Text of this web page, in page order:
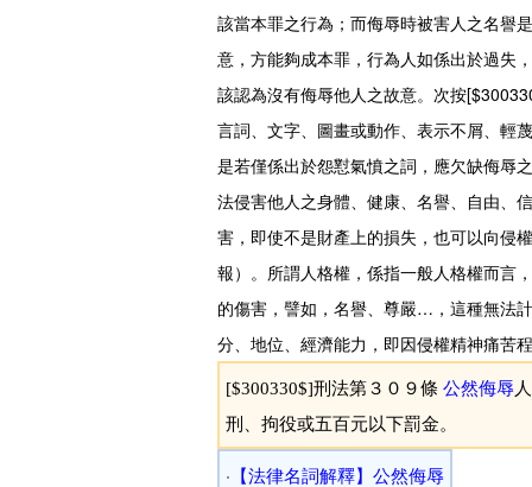
該當本罪之行為；而侮辱時被害人之名譽
意，方能夠成本罪，行為人如係出於過失
該認為沒有侮辱他人之故意。次按
言詞、文字、圖畫或動作、表示不屑、輕
是若僅係出於怨懟氣憤之詞，應欠缺侮辱
法侵害他人之身體、健康、名譽、自由、
害，即使不是財產上的損失，也可以向侵
報）。所謂人格權，係指一般人格權而言
的傷害，譬如，名譽、尊嚴…，這種無法
分、地位、經濟能力，即因侵權精神痛
[$300330$]刑法第３０９條 公然侮辱
刑、拘役或五百元以下罰金。
‧ 【法律名詞解釋】公然侮辱